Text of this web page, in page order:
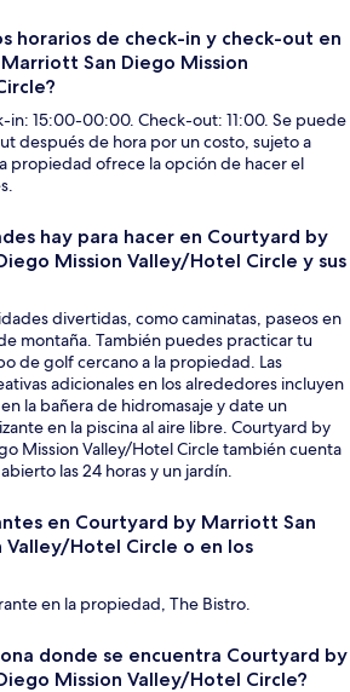
horarios de check-in y check-out en
San Diego Mission
in: 15:00-00:00. Check-out: 11:00. Se puede
después de hora por un costo, sujeto a
propiedad ofrece la opción de hacer el
hay para hacer en Courtyard by
Mission Valley/Hotel Circle y sus
divertidas, como caminatas, paseos en
montaña. También puedes practicar tu
de golf cercano a la propiedad. Las
adicionales en los alrededores incluyen
la bañera de hidromasaje y date un
en la piscina al aire libre. Courtyard by
Mission Valley/Hotel Circle también cuenta
las 24 horas y un jardín.
en Courtyard by Marriott San
Valley/Hotel Circle o en los
en la propiedad, The Bistro.
donde se encuentra Courtyard by
Mission Valley/Hotel Circle?